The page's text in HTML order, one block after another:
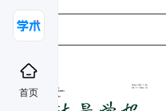
首页